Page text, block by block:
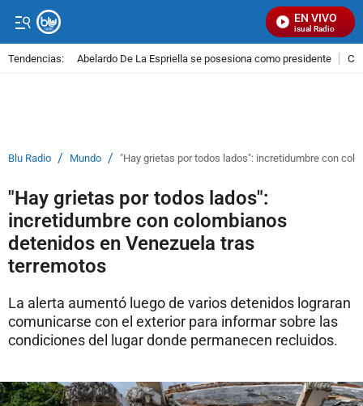
EN VIVO
Señal Visual Radio
Tendencias: Abelardo De La Espriella se posesiona como presidente
Blu Radio / Mundo / "Hay grietas por todos lados": incretidumbre con
"Hay grietas por todos lados":
incretidumbre con colombianos
detenidos en Venezuela tras
terremotos
La alerta aumentó luego de varios detenidos lograran
comunicarse con el exterior para informar sobre las
condiciones del lugar donde permanecen recluidos.